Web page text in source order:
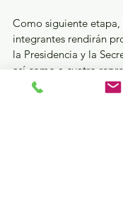
Como siguiente etapa,
integrantes rendirán
la Presidencia y la
así como a cuatro
integrarán a la Junta